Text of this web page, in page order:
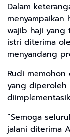
Dalam
menyampaikan
wajib haji yang
istri diterima
menyandang
Rudi
yang diperoleh
“Semoga
jalani diterima